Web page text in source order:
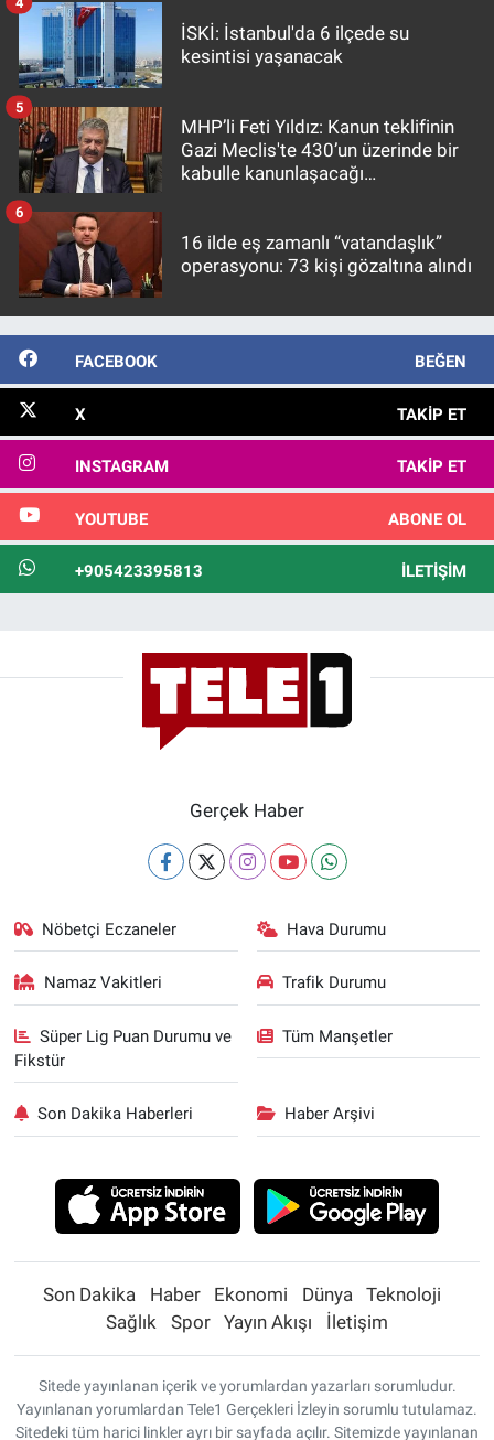
İSKİ: İstanbul'da 6 ilçede su
kesintisi yaşanacak
MHP’li Feti Yıldız: Kanun teklifinin
Gazi Meclis'te 430’un üzerinde bir
kabulle kanunlaşacağı
5
16 ilde eş zamanlı “vatandaşlık”
operasyonu: 73 kişi gözaltına alındı
6
FACEBOOK BEĞEN
X TAKIP ET
INSTAGRAM TAKIP ET
YOUTUBE ABONE OL
+905423395813 İLETIŞIM
Gerçek Haber
Nöbetçi Eczaneler Hava Durumu
Namaz Vakitleri Trafik Durumu
Süper Lig Puan Durumu ve
Fikstür
Tüm Manşetler
Son Dakika Haberleri Haber Arşivi
Son Dakika Haber Ekonomi Dünya
Teknoloji
Sağlık
Spor Yayın Akışı İletişim
Sitede yayınlanan içerik ve yorumlardan yazarları sorumludur.
Yayınlanan yorumlardan Tele1 Gerçekleri İzleyin sorumlu tutulamaz.
Sitedeki tüm harici linkler ayrı bir sayfada açılır. Sitemizde yayınlanan